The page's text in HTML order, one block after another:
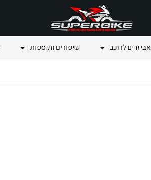
אביזרים לרוכב שיפורים ותוספות